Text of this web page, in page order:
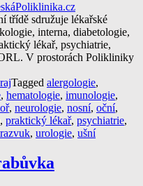
třídě sdružuje lékařské
interna, diabetologie,
lékař, psychiatrie,
V prostorách Polikliniky
Tagged alergologie,
, hematologie, imunologie,
, neurologie, nosní, oční,
, praktický lékař, psychiatrie,
, urologie, ušní